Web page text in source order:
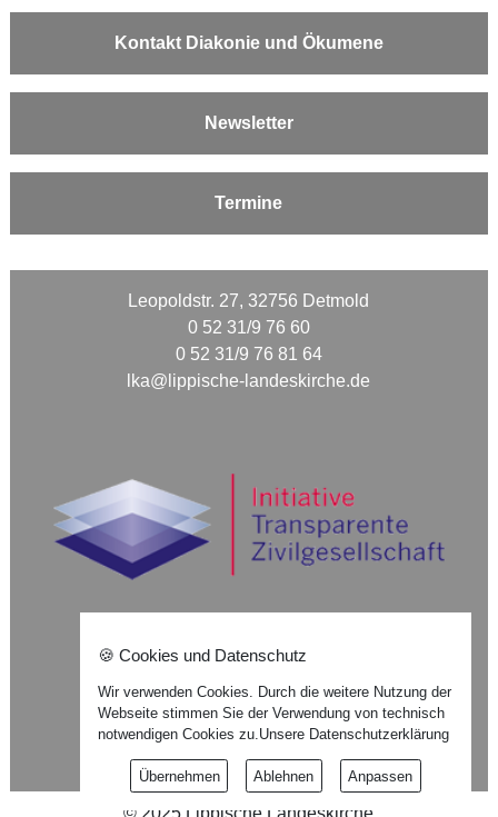
Kontakt Diakonie und Ökumene
Newsletter
Termine
Leopoldstr. 27, 32756 Detmold
0 52 31/9 76 60
0 52 31/9 76 81 64
lka@lippische-landeskirche.de
Impressum
Datenschutzerklärung
🍪 Cookies und Datenschutz
Wir verwenden Cookies. Durch die weitere Nutzung der
Webseite stimmen Sie der Verwendung von technisch
notwendigen Cookies zu.Unsere Datenschutzerklärung
Übernehmen Ablehnen Anpassen